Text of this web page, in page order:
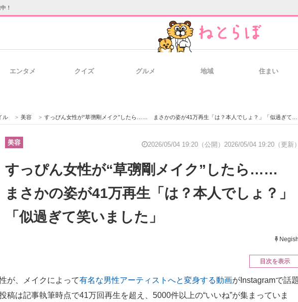
！
のヒント 経営
IT製品の技術・比較・事例 製造
エネ
ットの話題
エンタメ クイズ グルメ 地域 住まい
ル > 美容 > すっぴん女性が“草彅剛メイク”したら…… まさかの姿が41万再生「は？本人でしょ？」「似過ぎて笑いました」
美容 2026/05/04 19:20（公開） 2026/05/04 19:20（更新）
すっぴん女性が“草彅剛メイク”したら……
まさかの姿が41万再生「は？本人でしょ？」
「似過ぎて笑いました」
目次を表示
が、メイクによって有名な男性アーティストへと変身する動画がInstagramで話題
稿は記事執筆時点で41万回再生を超え、5000件以上の“いいね”が集まっていま